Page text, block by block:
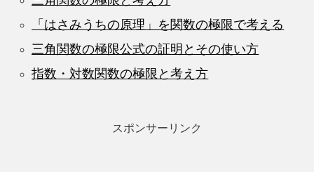
「はさみうちの原理」を関数の極限で考える
三角関数の極限公式の証明とその使い方
指数・対数関数の極限と考え方
スポンサーリンク